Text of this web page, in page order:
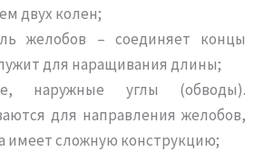
двух колен;
желобов – соединяет концы
для наращивания длины;
наружные углы (обводы).
для направления желобов,
имеет сложную конструкцию;